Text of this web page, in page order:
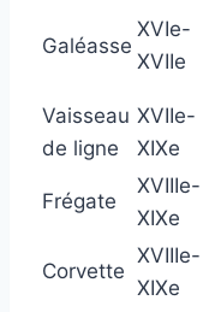
Galéasse
XVIe-
XVIIe
Vaisseau
de ligne
XVIIe-
XIXe
Frégate
XVIIIe-
XIXe
Corvette
XVIIIe-
XIXe